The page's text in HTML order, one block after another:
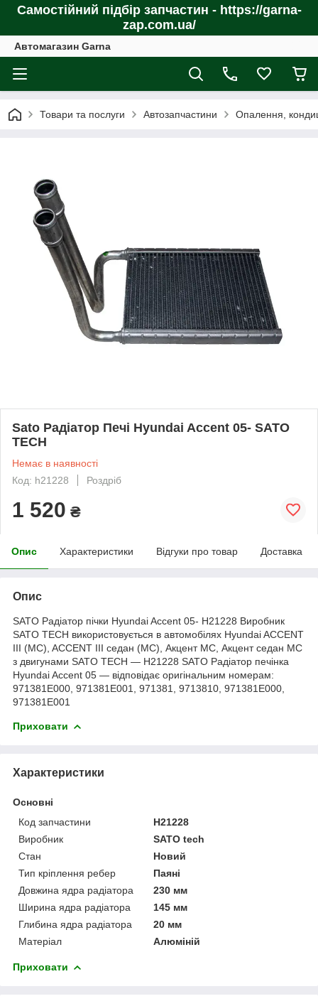
Самостійний підбір запчастин - https://garna-
zap.com.ua/
Автомагазин Garna
Товари та послуги Автозапчастини Опалення,
Sato Радіатор Печі Hyundai Accent 05- SATO
TECH
Немає в наявності
Код: h21228
Роздріб
1 520 ₴
Опис Характеристики Відгуки про товар Доставка
Опис
SATO Радіатор пічки Hyundai Accent 05- H21228 Виробник
SATO TECH використовується в автомобілях Hyundai ACCENT
III (MC), ACCENT III седан (MC), Акцент МС, Акцент седан МС
з двигунами SATO TECH — H21228 SATO Радіатор печінка
Hyundai Accent 05 — відповідає оригінальним номерам:
971381E000, 971381E001, 971381, 9713810, 971381E000,
971381E001
Приховати
Характеристики
Основні
Код запчастини
H21228
Виробник
SATO tech
Стан
Новий
Тип кріплення ребер
Паяні
Довжина ядра радіатора
230 мм
Ширина ядра радіатора
145 мм
Глибина ядра радіатора
20 мм
Матеріал
Алюміній
Приховати